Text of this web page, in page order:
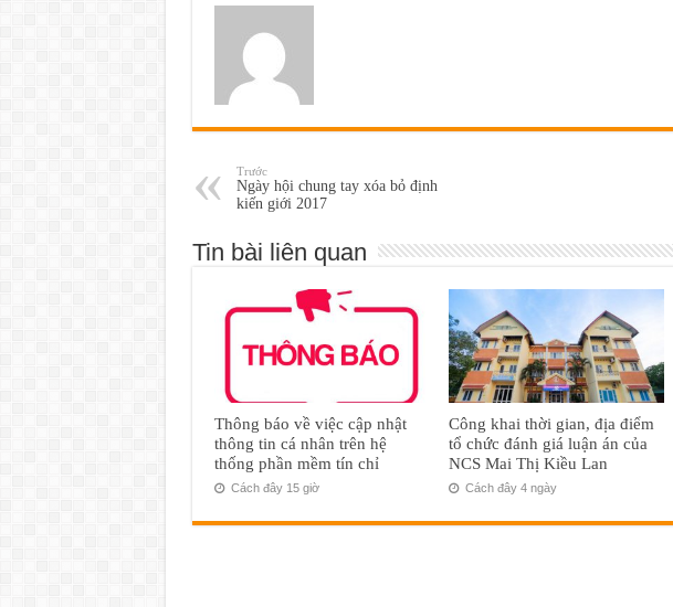
Trước
Ngày hội chung tay xóa bỏ định
kiến giới 2017
Tin bài liên quan
Thông báo về việc cập nhật
thông tin cá nhân trên hệ
thống phần mềm tín chỉ
Cách đây 15 giờ
Công khai thời gian, địa điểm
tổ chức đánh giá luận án của
NCS Mai Thị Kiều Lan
Cách đây 4 ngày